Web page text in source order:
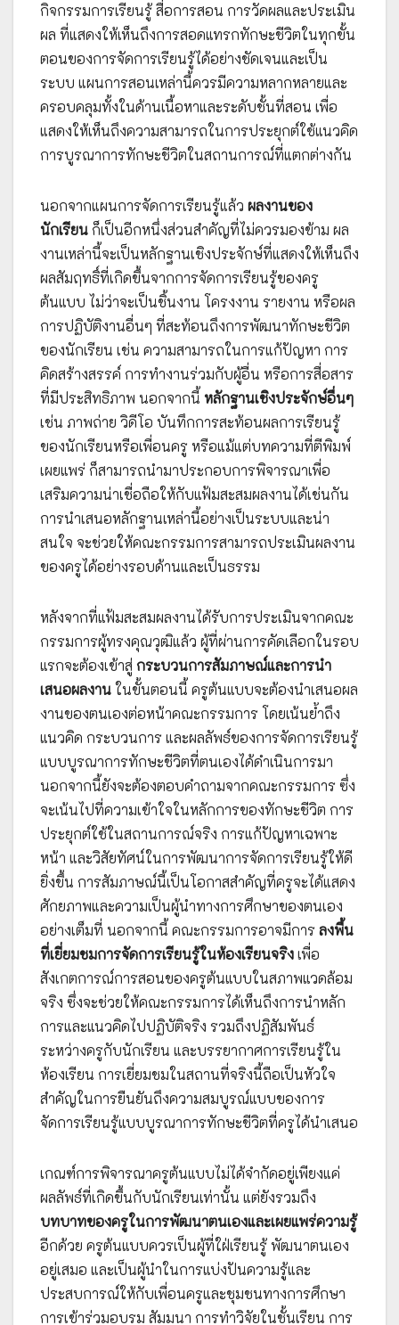
กิจกรรมการเรียนรู้ สื่อการสอน การวัดผลและประเมิน
ผล ที่แสดงให้เห็นถึงการสอดแทรกทักษะชีวิตในทุกขั้น
ตอนของการจัดการเรียนรู้ได้อย่างชัดเจนและเป็น
ระบบ แผนการสอนเหล่านี้ควรมีความหลากหลายและ
ครอบคลุมทั้งในด้านเนื้อหาและระดับชั้นที่สอน เพื่อ
แสดงให้เห็นถึงความสามารถในการประยุกต์ใช้แนวคิด
การบูรณาการทักษะชีวิตในสถานการณ์ที่แตกต่างกัน
นอกจากแผนการจัดการเรียนรู้แล้ว ผลงานของ
นักเรียน ก็เป็นอีกหนึ่งส่วนสำคัญที่ไม่ควรมองข้าม ผล
งานเหล่านี้จะเป็นหลักฐานเชิงประจักษ์ที่แสดงให้เห็นถึง
ผลสัมฤทธิ์ที่เกิดขึ้นจากการจัดการเรียนรู้ของครู
ต้นแบบ ไม่ว่าจะเป็นชิ้นงาน โครงงาน รายงาน หรือผล
การปฏิบัติงานอื่นๆ ที่สะท้อนถึงการพัฒนาทักษะชีวิต
ของนักเรียน เช่น ความสามารถในการแก้ปัญหา การ
คิดสร้างสรรค์ การทำงานร่วมกับผู้อื่น หรือการสื่อสาร
ที่มีประสิทธิภาพ นอกจากนี้ หลักฐานเชิงประจักษ์อื่นๆ
เช่น ภาพถ่าย วิดีโอ บันทึกการสะท้อนผลการเรียนรู้
ของนักเรียนหรือเพื่อนครู หรือแม้แต่บทความที่ตีพิมพ์
เผยแพร่ ก็สามารถนำมาประกอบการพิจารณาเพื่อ
เสริมความน่าเชื่อถือให้กับแฟ้มสะสมผลงานได้เช่นกัน
การนำเสนอหลักฐานเหล่านี้อย่างเป็นระบบและน่า
สนใจ จะช่วยให้คณะกรรมการสามารถประเมินผลงาน
ของครูได้อย่างรอบด้านและเป็นธรรม
หลังจากที่แฟ้มสะสมผลงานได้รับการประเมินจากคณะ
กรรมการผู้ทรงคุณวุฒิแล้ว ผู้ที่ผ่านการคัดเลือกในรอบ
แรกจะต้องเข้าสู่ กระบวนการสัมภาษณ์และการนำ
เสนอผลงานในขั้นตอนนี้ ครูต้นแบบจะต้องนำเสนอผล
งานของตนเองต่อหน้าคณะกรรมการ โดยเน้นย้ำถึง
แนวคิด กระบวนการ และผลลัพธ์ของการจัดการเรียนรู้
แบบบูรณาการทักษะชีวิตที่ตนเองได้ดำเนินการมา
นอกจากนี้ยังจะต้องตอบคำถามจากคณะกรรมการ ซึ่ง
จะเน้นไปที่ความเข้าใจในหลักการของทักษะชีวิต การ
ประยุกต์ใช้ในสถานการณ์จริง การแก้ปัญหาเฉพาะ
หน้า และวิสัยทัศน์ในการพัฒนาการจัดการเรียนรู้ให้ดี
ยิ่งขึ้น การสัมภาษณ์นี้เป็นโอกาสสำคัญที่ครูจะได้แสดง
ศักยภาพและความเป็นผู้นำทางการศึกษาของตนเอง
อย่างเต็มที่ นอกจากนี้ คณะกรรมการอาจมีการ ลงพื้น
ที่เยี่ยมชมการจัดการเรียนรู้ในห้องเรียนจริงเพื่อ
สังเกตการณ์การสอนของครูต้นแบบในสภาพแวดล้อม
จริง ซึ่งจะช่วยให้คณะกรรมการได้เห็นถึงการนำหลัก
การและแนวคิดไปปฏิบัติจริง รวมถึงปฏิสัมพันธ์
ระหว่างครูกับนักเรียน และบรรยากาศการเรียนรู้ใน
ห้องเรียน การเยี่ยมชมในสถานที่จริงนี้ถือเป็นหัวใจ
สำคัญในการยืนยันถึงความสมบูรณ์แบบของการ
จัดการเรียนรู้แบบบูรณาการทักษะชีวิตที่ครูได้นำเสนอ
เกณฑ์การพิจารณาครูต้นแบบไม่ได้จำกัดอยู่เพียงแค่
ผลลัพธ์ที่เกิดขึ้นกับนักเรียนเท่านั้น แต่ยังรวมถึง
บทบาทของครูในการพัฒนาตนเองและเผยแพร่ความรู้
อีกด้วย ครูต้นแบบควรเป็นผู้ที่ใฝ่เรียนรู้ พัฒนาตนเอง
อยู่เสมอ และเป็นผู้นำในการแบ่งปันความรู้และ
ประสบการณ์ให้กับเพื่อนครูและชุมชนทางการศึกษา
การเข้าร่วมอบรม สัมมนา การทำวิจัยในชั้นเรียน การ